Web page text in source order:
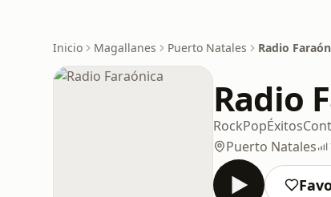
Inicio Magallanes Puerto Natales Radio
Radio
RockPopÉxitos
Puerto Natales